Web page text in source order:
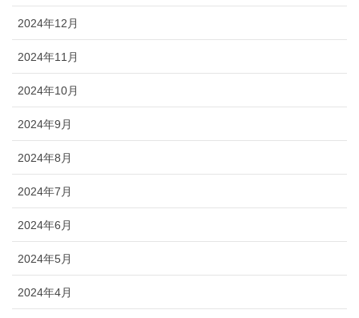
2024年12月
2024年11月
2024年10月
2024年9月
2024年8月
2024年7月
2024年6月
2024年5月
2024年4月